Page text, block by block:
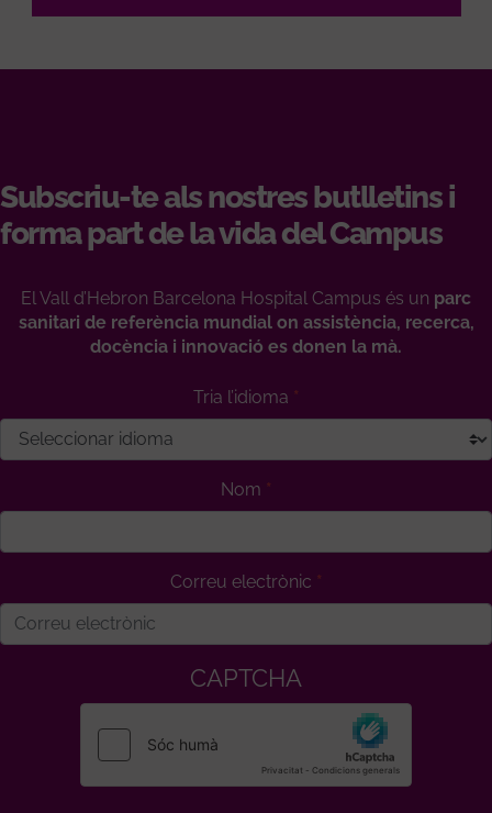
Subscriu-te als nostres butlletins i
forma part de la vida del Campus
El Vall d’Hebron Barcelona Hospital Campus és un parc
sanitari de referència mundial on assistència, recerca,
docència i innovació es donen la mà.
Tria l’idioma
Nom
Correu electrònic
CAPTCHA